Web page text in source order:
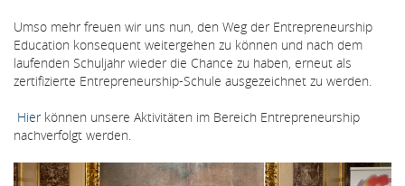
Umso mehr freuen wir uns nun, den Weg der Entrepreneurship
Education konsequent weitergehen zu können und nach dem
laufenden Schuljahr wieder die Chance zu haben, erneut als
zertifizierte Entrepreneurship-Schule ausgezeichnet zu werden.
Hierkönnen unsere Aktivitäten im Bereich Entrepreneurship
nachverfolgt werden.
Bildergallerie